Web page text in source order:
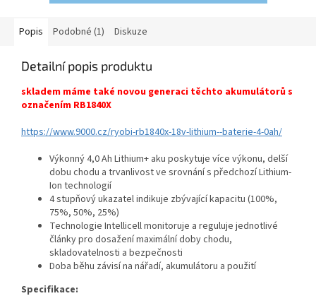
Popis Podobné (1) Diskuze
Detailní popis produktu
skladem máme také novou generaci těchto akumulátorů s
označením RB1840X
https://www.9000.cz/ryobi-rb1840x-18v-lithium--baterie-4-0ah/
Výkonný 4,0 Ah Lithium+ aku poskytuje více výkonu, delší
dobu chodu a trvanlivost ve srovnání s předchozí Lithium-
Ion technologií
4 stupňový ukazatel indikuje zbývající kapacitu (100%,
75%, 50%, 25%)
Technologie Intellicell monitoruje a reguluje jednotlivé
články pro dosažení maximální doby chodu,
skladovatelnosti a bezpečnosti
Doba běhu závisí na nářadí, akumulátoru a použití
Specifikace: